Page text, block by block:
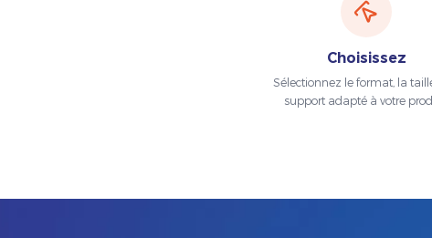
Choisissez
Sélectionnez le format, la
support adapté à votre